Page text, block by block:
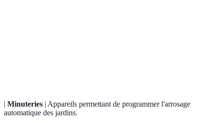
| Minuteries | Appareils permettant de programmer l'arrosage
automatique des jardins.